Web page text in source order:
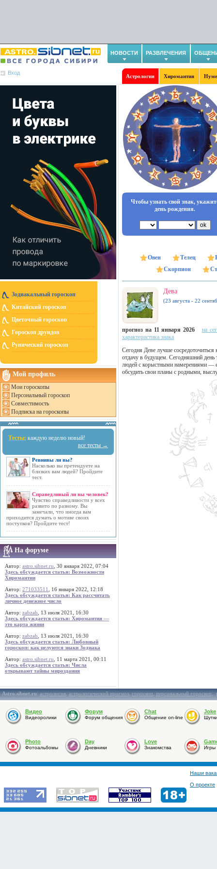
НОВОСТИ РАЗВЛЕЧЕНИЯ
Вход
Астрология Хиромантия
Зодиакальный гороскоп
Китайский гороскоп
Цветочный гороскоп
Гороскоп друидов
Рунический гороскоп
Мой профиль
Мои гороскопы
Персональный гороскоп
Совместимость
Подписка на гороскопы
Тесты: каждую неделю новый!
все тесты →
Ревнивы ли вы?
Насколько вы претендуете на
близких вам людей? Пройдите
тест.
Справедливый ли вы человек?
Чувство справедливости у всех
развито по разному. Вы
замечали, что иногда вам
приходится думать о мотиве своих
поступков? Пройдите тест!
На форуме
Автор: astro.sibnet.ru , 30 января 2022, 07:04
Здесь обсуждается статья: Возможности
Хиромантии
Автор: 271033511
, 16 января 2022, 12:18
Здесь обсуждается статья: Как рассчитать
личное денежное число
Автор: zabzab , 13 июля 2021, 16:30
Здесь обсуждается статья: Хиромантия —
это карта жизни
Автор: zabzab , 13 июля 2021, 16:30
Здесь обсуждается статья: Любовный
гороскоп: как целуются знаки Зодиака
Автор: astro.sibnet.ru , 11 марта 2021, 00:11
Здесь обсуждается статья: Числа
открывают тайны мироздания
Чтобы узнать свой знак,
день рождения.
Овен Телец
Скорпион
Дева
(23 августа - 22
прогноз на 11 января 2026
на
характеристика знака
Сегодня Деве лучше
отдачу в будущем. Сегодняшний день
людей с корыстными намерениями —
обсудить свои планы с родными,
Astro.sibnet.ru:астрология,астрологический прогноз,гороскоп,персональный гороскоп,
Видео
Видеоролики
Форум
Форум общения
Chat
Общение on-line
Joke
Photo
Фотоальбомы
Day
Дневники
Love
Знакомства Игры
Наши
О проекте